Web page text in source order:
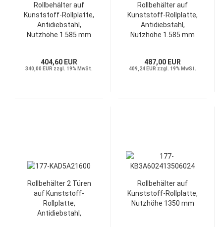
Rollbehälter auf
Kunststoff-Rollplatte,
Antidiebstahl,
Nutzhöhe 1.585 mm
404,60 EUR
340,00 EUR zzgl. 19% MwSt.
Rollbehälter auf
Kunststoff-Rollplatte,
Antidiebstahl,
Nutzhöhe 1.585 mm
487,00 EUR
409,24 EUR zzgl. 19% MwSt.
Rollbehälter 2 Türen
auf Kunststoff-
Rollplatte,
Antidiebstahl,
Rollbehälter auf
Kunststoff-Rollplatte,
Nutzhöhe 1350 mm